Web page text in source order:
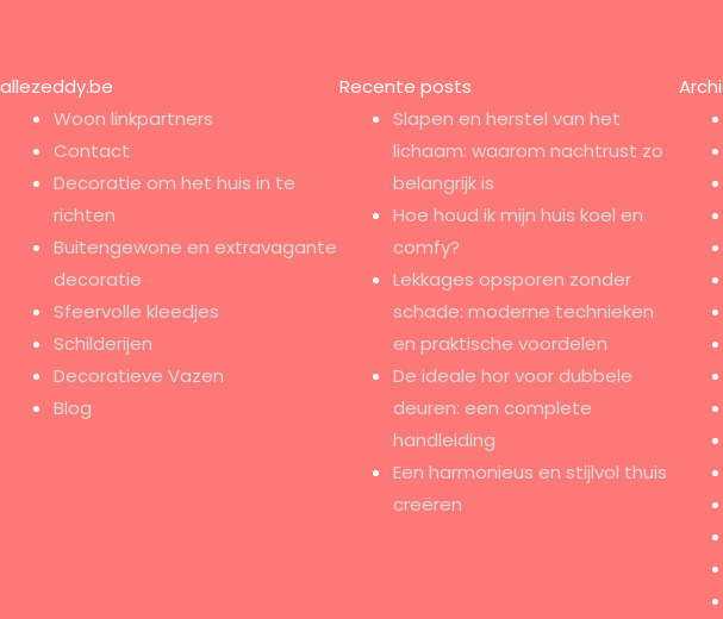
allezeddy.be
Woon linkpartners
Contact
Decoratie om het huis in te
richten
Buitengewone en extravagante
decoratie
Sfeervolle kleedjes
Schilderijen
Decoratieve Vazen
Blog
Recente posts
Slapen en herstel van het
lichaam: waarom nachtrust zo
belangrijk is
Hoe houd ik mijn huis koel en
comfy?
Lekkages opsporen zonder
schade: moderne technieken
en praktische voordelen
De ideale hor voor dubbele
deuren: een complete
handleiding
Een harmonieus en stijlvol thuis
creëren